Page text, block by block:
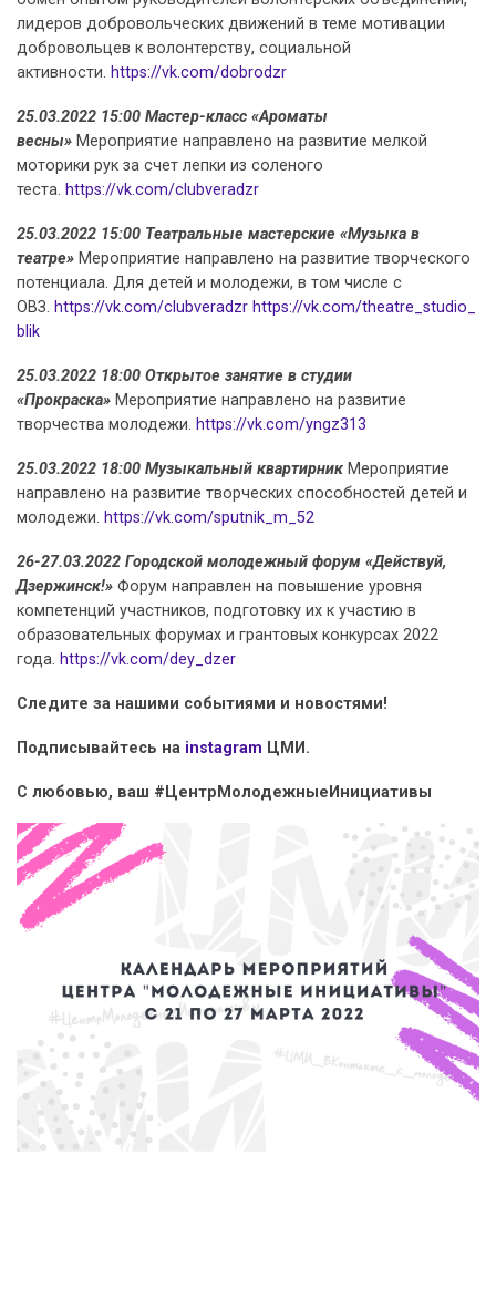
лидеров добровольческих движений в теме мотивации
добровольцев к волонтерству, социальной
активности. https://vk.com/dobrodzr
25.03.2022 15:00 Мастер-класс «Ароматы
весны» Мероприятие направлено на развитие мелкой
моторики рук за счет лепки из соленого
теста. https://vk.com/clubveradzr
25.03.2022 15:00 Театральные мастерские «Музыка в
театре» Мероприятие направлено на развитие творческого
потенциала. Для детей и молодежи, в том числе с
ОВЗ. https://vk.com/clubveradzr https://vk.com/theatre_studio_
blik
25.03.2022 18:00 Открытое занятие в студии
«Прокраска» Мероприятие направлено на развитие
творчества молодежи. https://vk.com/yngz313
25.03.2022 18:00 Музыкальный квартирник Мероприятие
направлено на развитие творческих способностей детей и
молодежи. https://vk.com/sputnik_m_52
26-27.03.2022 Городской молодежный форум «Действуй,
Дзержинск!» Форум направлен на повышение уровня
компетенций участников, подготовку их к участию в
образовательных форумах и грантовых конкурсах 2022
года. https://vk.com/dey_dzer
Следите за нашими событиями и новостями!
Подписывайтесь на instagram ЦМИ.
С любовью, ваш #ЦентрМолодежныеИнициативы